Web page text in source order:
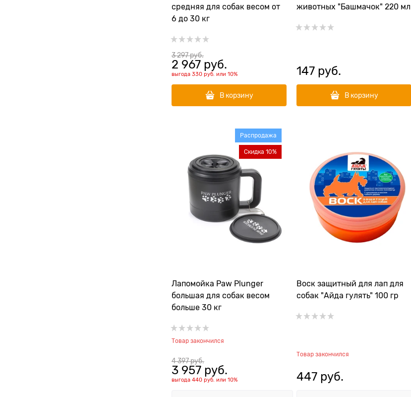
средняя для собак весом от
6 до 30 кг
3 297 руб.
2 967 руб.
выгода 330 руб. или 10%
В корзину
животных "Башмачок" 220 мл
147 руб.
В корзину
Лапомойка Paw Plunger
большая для собак весом
больше 30 кг
Распродажа
Скидка 10%
Товар закончился
4 397 руб.
3 957 руб.
выгода 440 руб. или 10%
Воск защитный для лап для
собак "Айда гулять" 100 гр
Товар закончился
447 руб.